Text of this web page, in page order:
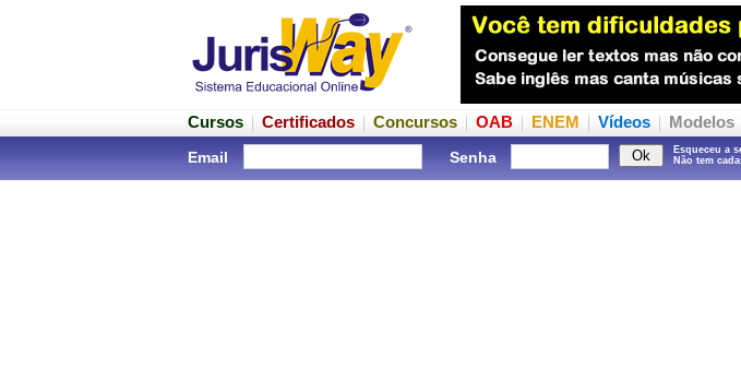
Cursos Certificados Concursos OAB ENEM Vídeos Modelos
Email Senha
Esqueceu a
Não tem